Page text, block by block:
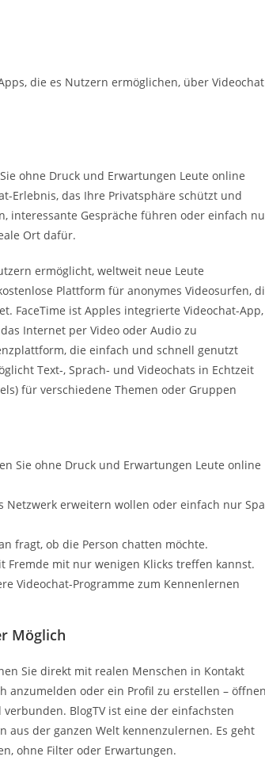
die es Nutzern ermöglichen, über Videochat
ohne Druck und Erwartungen Leute online
Erlebnis, das Ihre Privatsphäre schützt und
interessante Gespräche führen oder einfach
Ort dafür.
ermöglicht, weltweit neue Leute
Plattform für anonymes Videosurfen,
FaceTime ist Apples integrierte Videochat-App,
Internet per Video oder Audio zu
die einfach und schnell genutzt
Text‑, Sprach‑ und Videochats in Echtzeit
für verschiedene Themen oder Gruppen
Sie ohne Druck und Erwartungen Leute online
Netzwerk erweitern wollen oder einfach nur
fragt, ob die Person chatten möchte.
Fremde mit nur wenigen Klicks treffen kannst.
Videochat-Programme zum Kennenlernen
Möglich
Sie direkt mit realen Menschen in Kontakt
oder ein Profil zu erstellen –
BlogTV ist eine der einfachsten
aus der ganzen Welt kennenzulernen. Es geht
ohne Filter oder Erwartungen.